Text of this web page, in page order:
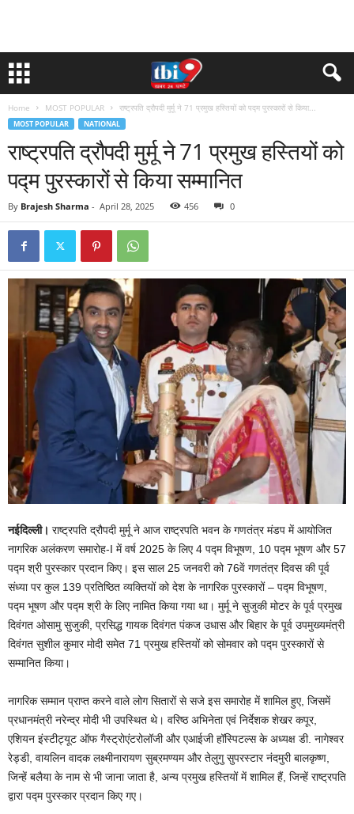
Home MOST POPULAR राष्ट्रपति द्रौपदी मुर्मू ने 71 प्रमुख हस्तियों को पद्म पुरस्कारों से किया...
MOST POPULAR NATIONAL
राष्ट्रपति द्रौपदी मुर्मू ने 71 प्रमुख हस्तियों को
पद्म पुरस्कारों से किया सम्मानित
By Brajesh Sharma - April 28, 2025 456 0
नईदिल्ली। राष्ट्रपति द्रौपदी मुर्मू ने आज राष्ट्रपति भवन के गणतंत्र मंडप में आयोजित
नागरिक अलंकरण समारोह-I में वर्ष 2025 के लिए 4 पद्म विभूषण, 10 पद्म भूषण और 57
पद्म श्री पुरस्कार प्रदान किए। इस साल 25 जनवरी को 76वें गणतंत्र दिवस की पूर्व
संध्या पर कुल 139 प्रतिष्ठित व्यक्तियों को देश के नागरिक पुरस्कारों – पद्म विभूषण,
पद्म भूषण और पद्म श्री के लिए नामित किया गया था। मुर्मू ने सुजुकी मोटर के पूर्व प्रमुख
दिवंगत ओसामु सुजुकी, प्रसिद्ध गायक दिवंगत पंकज उधास और बिहार के पूर्व उपमुख्यमंत्री
दिवंगत सुशील कुमार मोदी समेत 71 प्रमुख हस्तियों को सोमवार को पद्म पुरस्कारों से
सम्मानित किया।
नागरिक सम्मान प्राप्त करने वाले लोग सितारों से सजे इस समारोह में शामिल हुए, जिसमें
प्रधानमंत्री नरेन्द्र मोदी भी उपस्थित थे। वरिष्ठ अभिनेता एवं निर्देशक शेखर कपूर,
एशियन इंस्टीट्यूट ऑफ गैस्ट्रोएंटरोलॉजी और एआईजी हॉस्पिटल्स के अध्यक्ष डी. नागेश्वर
रेड्डी, वायलिन वादक लक्ष्मीनारायण सुब्रमण्यम और तेलुगु सुपरस्टार नंदमुरी बालकृष्ण,
जिन्हें बलैया के नाम से भी जाना जाता है, अन्य प्रमुख हस्तियों में शामिल हैं, जिन्हें राष्ट्रपति
द्वारा पद्म पुरस्कार प्रदान किए गए।